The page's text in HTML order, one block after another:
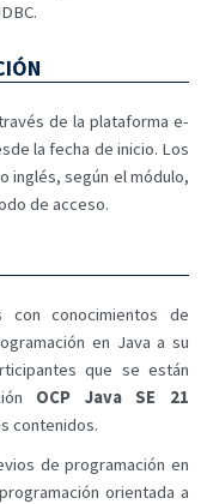
de la plataforma e-
la fecha de inicio. Los
inglés, según el módulo,
de acceso.
conocimientos de
en Java a su
que se están
OCP Java SE 21
contenidos.
de programación en
orientada a